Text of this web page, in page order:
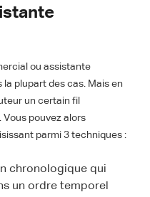
ou assistante
plupart des cas. Mais en
un certain fil
pouvez alors
parmi 3 techniques :
chronologique qui
un ordre temporel